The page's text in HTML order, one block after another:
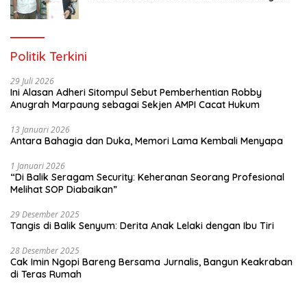
Politik Terkini
29 Juli 2026
Ini Alasan Adheri Sitompul Sebut Pemberhentian Robby
Anugrah Marpaung sebagai Sekjen AMPI Cacat Hukum
13 Januari 2026
Antara Bahagia dan Duka, Memori Lama Kembali Menyapa
1 Januari 2026
“Di Balik Seragam Security: Keheranan Seorang Profesional
Melihat SOP Diabaikan”
29 Desember 2025
Tangis di Balik Senyum: Derita Anak Lelaki dengan Ibu Tiri
28 Desember 2025
Cak Imin Ngopi Bareng Bersama Jurnalis, Bangun Keakraban
di Teras Rumah